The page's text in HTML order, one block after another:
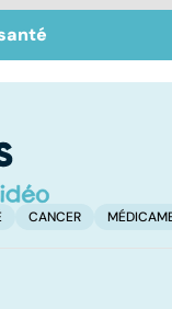
: prévenir le
à l'acte
CANCER